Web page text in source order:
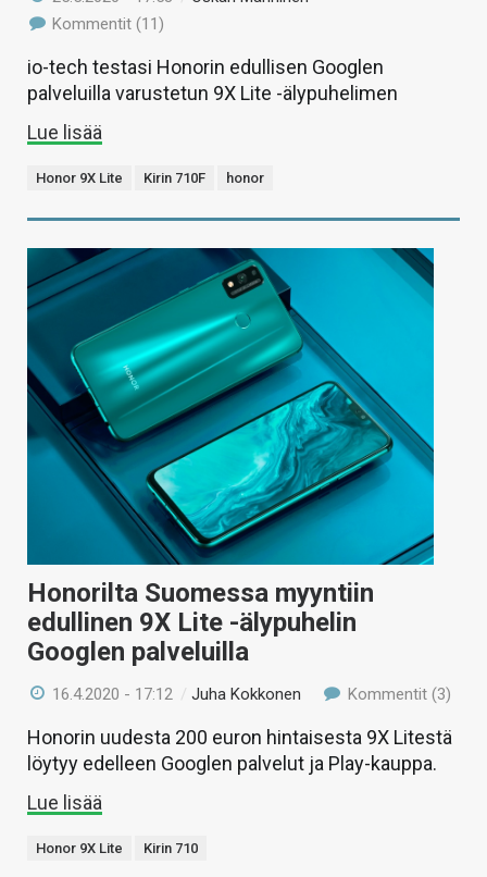
Kommentit (11)
io-tech testasi Honorin edullisen Googlen
palveluilla varustetun 9X Lite -älypuhelimen
Lue lisää
Honor 9X Lite Kirin 710F honor
Honorilta Suomessa myyntiin
edullinen 9X Lite -älypuhelin
Googlen palveluilla
16.4.2020 - 17:12 /Juha Kokkonen Kommentit (3)
Honorin uudesta 200 euron hintaisesta 9X Litestä
löytyy edelleen Googlen palvelut ja Play-kauppa.
Lue lisää
Honor 9X Lite Kirin 710